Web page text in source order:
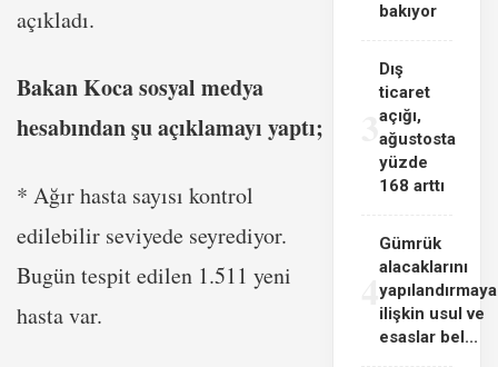
açıkladı.
Bakan Koca sosyal medya
hesabından şu açıklamayı yaptı;
* Ağır hasta sayısı kontrol
edilebilir seviyede seyrediyor.
Bugün tespit edilen 1.511 yeni
hasta var.
bakıyor
3
Dış
ticaret
açığı,
ağustosta
yüzde
168 arttı
4
Gümrük
alacaklarını
yapılandırmaya
ilişkin usul ve
esaslar bel...